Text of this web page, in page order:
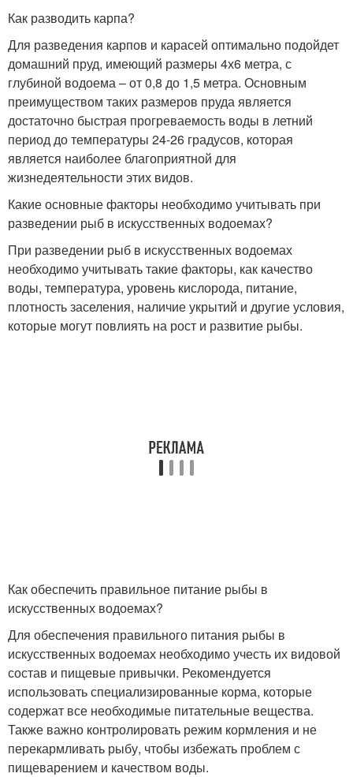
Как разводить карпа?
Для разведения карпов и карасей оптимально подойдет
домашний пруд, имеющий размеры 4х6 метра, с
глубиной водоема – от 0,8 до 1,5 метра. Основным
преимуществом таких размеров пруда является
достаточно быстрая прогреваемость воды в летний
период до температуры 24-26 градусов, которая
является наиболее благоприятной для
жизнедеятельности этих видов.
Какие основные факторы необходимо учитывать при
разведении рыб в искусственных водоемах?
При разведении рыб в искусственных водоемах
необходимо учитывать такие факторы, как качество
воды, температура, уровень кислорода, питание,
плотность заселения, наличие укрытий и другие условия,
которые могут повлиять на рост и развитие рыбы.
Как обеспечить правильное питание рыбы в
искусственных водоемах?
Для обеспечения правильного питания рыбы в
искусственных водоемах необходимо учесть их видовой
состав и пищевые привычки. Рекомендуется
использовать специализированные корма, которые
содержат все необходимые питательные вещества.
Также важно контролировать режим кормления и не
перекармливать рыбу, чтобы избежать проблем с
пищеварением и качеством воды.